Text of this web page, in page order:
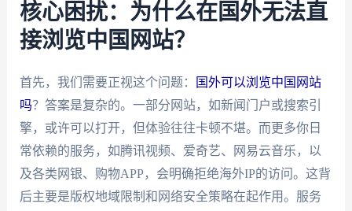
核心困扰：为什么在国外无法直
接浏览中国网站？
首先，我们需要正视这个问题：
国外可以浏览中国网站
吗？答案是复杂的。一部分网站，如新闻门户或搜索引
擎，或许可以打开，但体验往往卡顿不堪。而更多你日
常依赖的服务，如腾讯视频、爱奇艺、网易云音乐，以
及各类网银、购物APP，会明确拒绝海外IP的访问。这背
后主要是版权地域限制和网络安全策略在起作用。服务